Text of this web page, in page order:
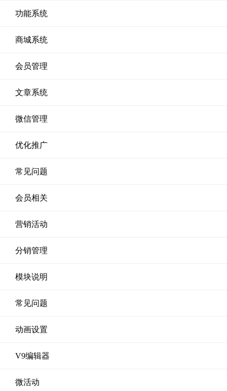
功能系统
商城系统
会员管理
文章系统
微信管理
优化推广
常见问题
会员相关
营销活动
分销管理
模块说明
常见问题
动画设置
V9编辑器
微活动